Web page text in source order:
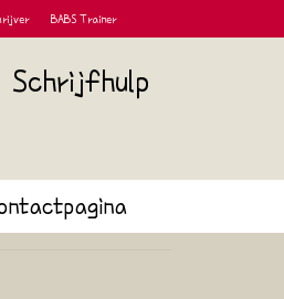
BABS Trainer
Schrijfhulp